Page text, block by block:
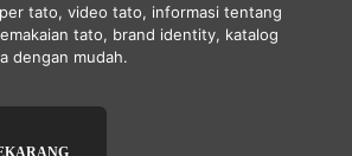
tato, video tato, informasi tentang
tato, brand identity, katalog
dengan mudah.